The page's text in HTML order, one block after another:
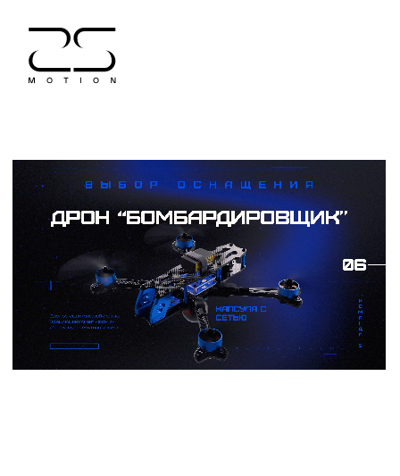
3D анимация